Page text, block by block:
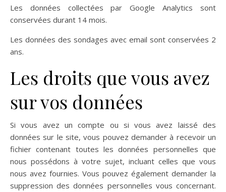
Les données collectées par Google Analytics sont
conservées durant 14 mois.
Les données des sondages avec email sont conservées 2
ans.
Les droits que vous avez
sur vos données
Si vous avez un compte ou si vous avez laissé des
données sur le site, vous pouvez demander à recevoir un
fichier contenant toutes les données personnelles que
nous possédons à votre sujet, incluant celles que vous
nous avez fournies. Vous pouvez également demander la
suppression des données personnelles vous concernant.